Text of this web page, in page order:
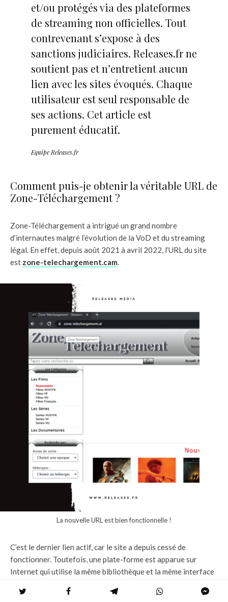
et/ou protégés via des plateformes
de streaming non officielles. Tout
contrevenant s’expose à des
sanctions judiciaires. Releases.fr ne
soutient pas et n’entretient aucun
lien avec les sites évoqués. Chaque
utilisateur est seul responsable de
ses actions. Cet article est
purement éducatif.
Equipe Releases.fr
Comment puis-je obtenir la véritable URL de
Zone-Téléchargement ?
Zone-Téléchargement a intrigué un grand nombre
d’internautes malgré l’évolution de la VoD et du streaming
légal. En effet, depuis août 2021 à avril 2022, l’URL du site
est zone-telechargement.cam.
La nouvelle URL est bien fonctionnelle !
C’est le dernier lien actif, car le site a depuis cessé de
fonctionner. Toutefois, une plate-forme est apparue sur
Internet qui utilise la même bibliothèque et la même interface
telechargement.pics
. Néanmoins, rien ne prouve qu’il